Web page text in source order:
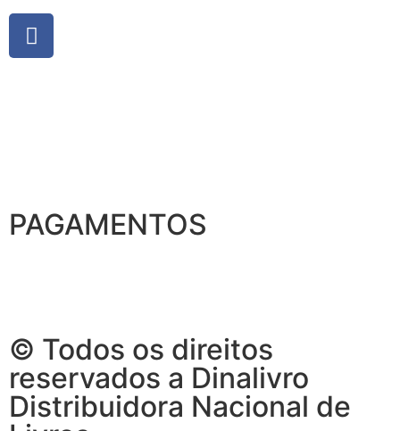
PAGAMENTOS
© Todos os direitos
reservados a Dinalivro
Distribuidora Nacional de